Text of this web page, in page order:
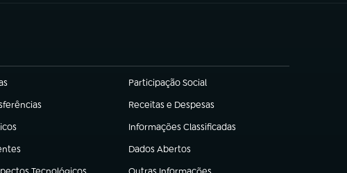
Participação Social
(abre em nova aba)
Receitas e Despesas
(abre em nova aba)
Informações Classificadas
(abre em nova aba)
Dados Abertos
(abre em nova aba)